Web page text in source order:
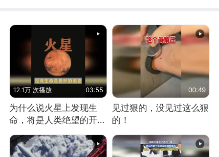
12.1万 次播放 03:55
为什么说火星上发现生
命，将是人类绝望的开
00:49
见过狠的，没见过这么狠
的！